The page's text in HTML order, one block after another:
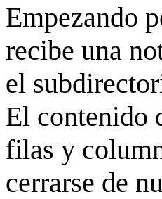
Empezando
recibe una
el
El contenido
filas y
cerrarse de